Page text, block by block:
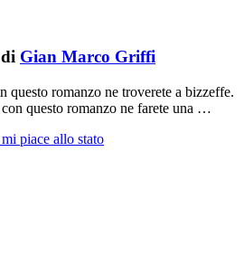
di Gian Marco Griffi
questo romanzo ne troverete a bizzeffe.
con questo romanzo ne farete una …
piace allo stato